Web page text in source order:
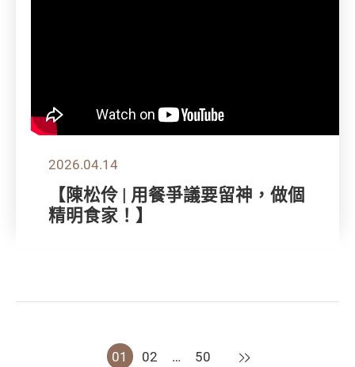
2026.04.14
【陳松伶 | 用餐爭議要留神，做個
精明食家！】
01 02 … 50 下一頁